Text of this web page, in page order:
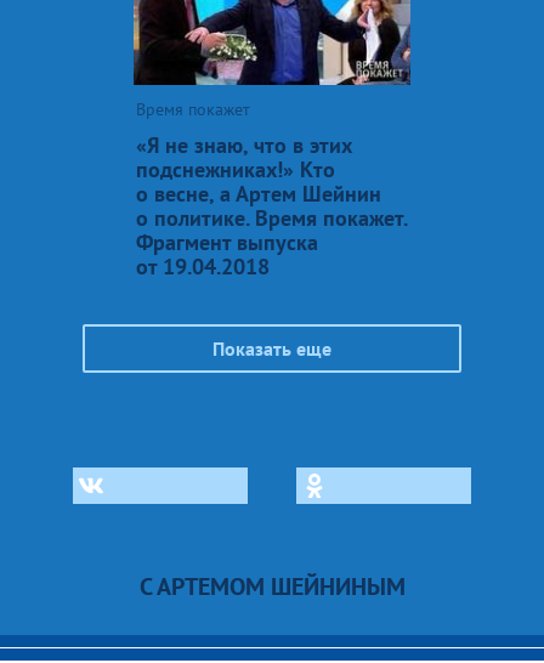
Время покажет
«Я не знаю, что в этих
подснежниках!» Кто
о весне, а Артем Шейнин
о политике. Время покажет.
Фрагмент выпуска
от 19.04.2018
Показать еще
С АРТЕМОМ ШЕЙНИНЫМ